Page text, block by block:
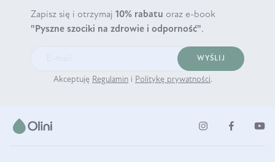
Zapisz się i otrzymaj 10% rabatu oraz e-book
"Pyszne szociki na zdrowie i odporność".
WYŚLIJ
Akceptuję Regulamin i Politykę prywatności.